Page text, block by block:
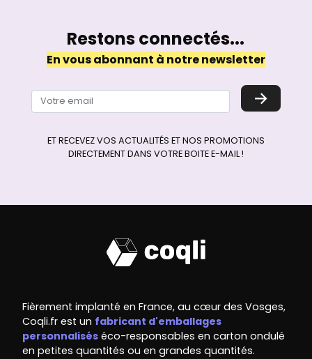
Restons connectés...
En vous abonnant à notre newsletter
→
ET RECEVEZ VOS ACTUALITÉS ET NOS PROMOTIONS
DIRECTEMENT DANS VOTRE BOITE E-MAIL !
Fièrement implanté en France, au cœur des Vosges,
Coqli.fr est un fabricant d'emballages
personnalisés éco-responsables en carton ondulé
en petites quantités ou en grandes quantités.